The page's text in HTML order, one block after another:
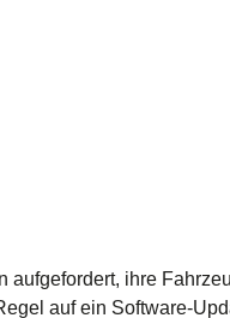
ihre
auf ein Software-